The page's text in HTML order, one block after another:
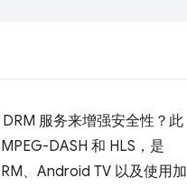
服务来增强安全性？此
DASH 和 HLS，是
、Android TV 以及使用加